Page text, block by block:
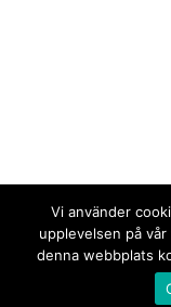
Vi använder
upplevelsen på
denna webbplats